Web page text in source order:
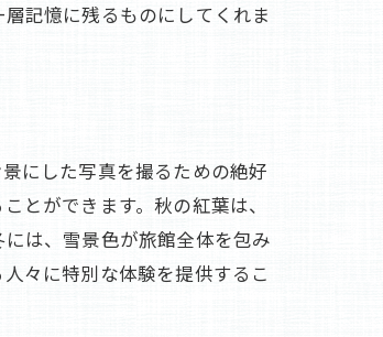
記憶に残るものにしてくれま
にした写真を撮るための絶好
とができます。秋の紅葉は、
は、雪景色が旅館全体を包み
々に特別な体験を提供するこ